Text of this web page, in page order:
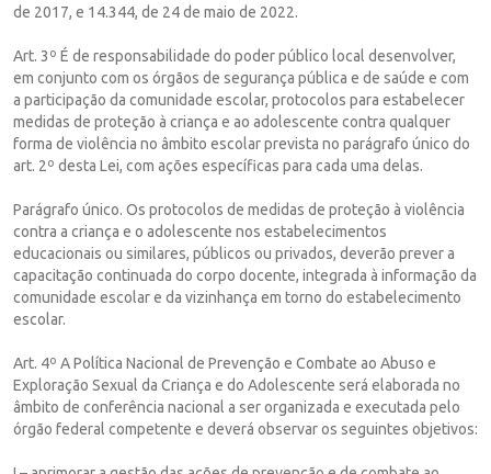
de 2017, e 14.344, de 24 de maio de 2022.
Art. 3º É de responsabilidade do poder público local desenvolver,
em conjunto com os órgãos de segurança pública e de saúde e com
a participação da comunidade escolar, protocolos para estabelecer
medidas de proteção à criança e ao adolescente contra qualquer
forma de violência no âmbito escolar prevista no parágrafo único do
art. 2º desta Lei, com ações específicas para cada uma delas.
Parágrafo único. Os protocolos de medidas de proteção à violência
contra a criança e o adolescente nos estabelecimentos
educacionais ou similares, públicos ou privados, deverão prever a
capacitação continuada do corpo docente, integrada à informação da
comunidade escolar e da vizinhança em torno do estabelecimento
escolar.
Art. 4º A Política Nacional de Prevenção e Combate ao Abuso e
Exploração Sexual da Criança e do Adolescente será elaborada no
âmbito de conferência nacional a ser organizada e executada pelo
órgão federal competente e deverá observar os seguintes objetivos: